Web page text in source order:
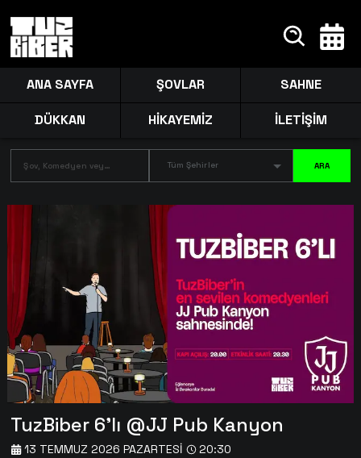
ANA SAYFA ŞOVLAR SAHNE
DÜKKAN HİKAYEMİZ İLETİŞİM
Tüm Şehirler ARA
TuzBiber 6'lı @JJ Pub Kanyon
13 TEMMUZ 2026 PAZARTESI 20:30